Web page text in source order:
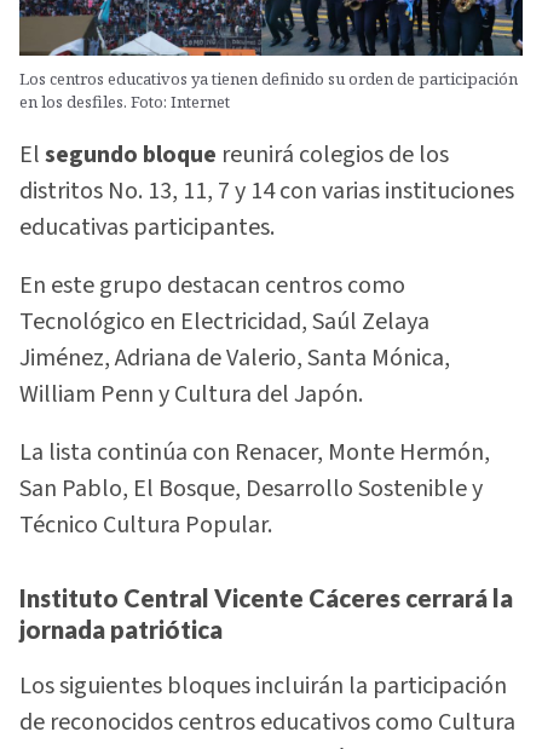
Los centros educativos ya tienen definido su orden de participación
en los desfiles. Foto: Internet
Elsegundo bloque reunirá colegios de los
distritos No. 13, 11, 7 y 14 con varias instituciones
educativas participantes.
En este grupo destacan centros como
Tecnológico en Electricidad, Saúl Zelaya
Jiménez, Adriana de Valerio, Santa Mónica,
William Penn y Cultura del Japón.
La lista continúa con Renacer, Monte Hermón,
San Pablo, El Bosque, Desarrollo Sostenible y
Técnico Cultura Popular.
Instituto Central Vicente Cáceres cerrará la
jornada patriótica
Los siguientes bloques incluirán la participación
de reconocidos centros educativos como Cultura